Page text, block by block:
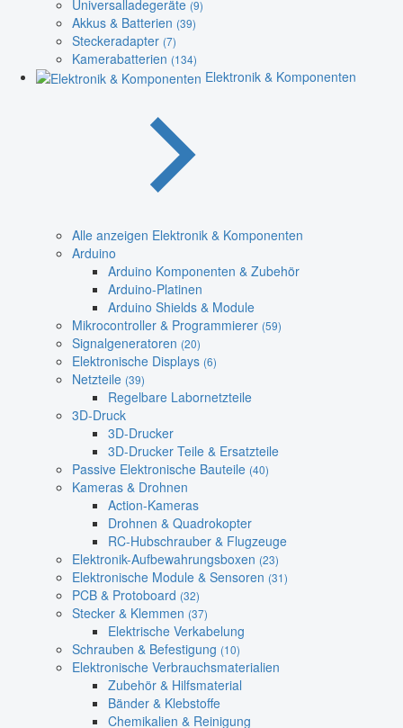
Universalladegeräte (9)
Akkus & Batterien (39)
Steckeradapter (7)
Kamerabatterien (134)
Elektronik & Komponenten
Alle anzeigen Elektronik & Komponenten
Arduino
Arduino Komponenten & Zubehör
Arduino-Platinen
Arduino Shields & Module
Mikrocontroller & Programmierer (59)
Signalgeneratoren (20)
Elektronische Displays (6)
Netzteile (39)
Regelbare Labornetzteile
3D-Druck
3D-Drucker
3D-Drucker Teile & Ersatzteile
Passive Elektronische Bauteile (40)
Kameras & Drohnen
Action-Kameras
Drohnen & Quadrokopter
RC-Hubschrauber & Flugzeuge
Elektronik-Aufbewahrungsboxen (23)
Elektronische Module & Sensoren (31)
PCB & Protoboard (32)
Stecker & Klemmen (37)
Elektrische Verkabelung
Schrauben & Befestigung (10)
Elektronische Verbrauchsmaterialien
Zubehör & Hilfsmaterial
Bänder & Klebstoffe
Chemikalien & Reinigung